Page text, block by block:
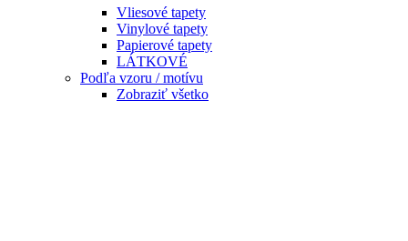
Vliesové tapety
Vinylové tapety
Papierové tapety
LÁTKOVÉ
Podľa vzoru / motívu
Zobraziť všetko